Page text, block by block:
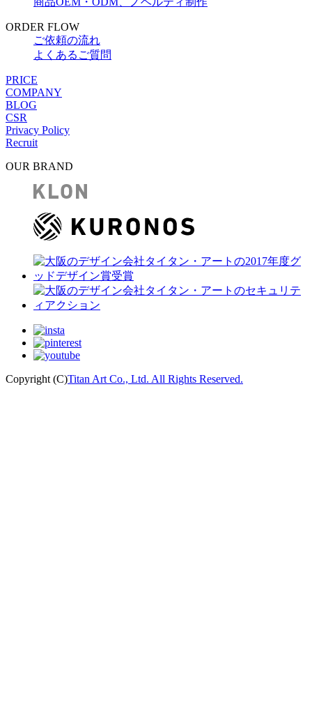
ORDER FLOW
ご依頼の流れ
よくあるご質問
PRICE
COMPANY
BLOG
CSR
Privacy Policy
Recruit
OUR BRAND
Copyright (C)Titan Art Co., Ltd. All Rights Reserved.